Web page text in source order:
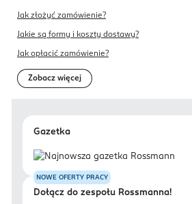
Jak złożyć zamówienie?
Jakie są formy i koszty dostawy?
Jak opłacić zamówienie?
Zobacz więcej
Gazetka
NOWE OFERTY PRACY
Dołącz do zespołu Rossmanna!